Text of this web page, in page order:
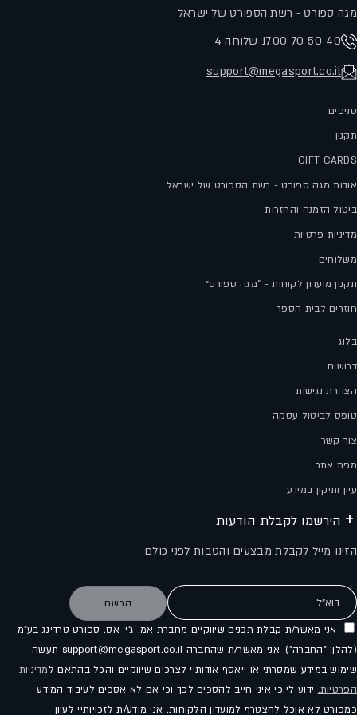
מגה ספורט - רשת הספורט של ישראל
1700-70-50-40 שלוחה 4
support@megasport.co.il
סניפים
תקנון
GIFT CARDS
אודות מגה ספורט - רשת הספורט של ישראל
ביטול הזמנה והחזרות
מדיניות פרטיות
משלוחים
תקנון מועדון לקוחות - "מגה ספורט״
חוזרים לבית הספר
בלוג
דרושים
הצהרת נגישות
טופס לביטול עסקה
צור קשר
מפת אתר
עיון ותיקון במידע
הירשמו לקבלת הודעות
הזינו מייל לקבלת מבצעים והטבות לפני כולם
דוא"ל הרשם
אני מאשר/ת קבלת תכנים שיווקיים מחברת אמ. ג'י. אס. ספורט טרדינג בע"מ
(להלן: "החברה"). אני מאשר/ת שהחברה support@megasport.co.il תעשה
שימוש במידע שמסרתי או ייאסף אודותיי לצרכים שיווקיים והכל בהתאם למדיניות
הפרטיות. ידוע לי כי איני חייב להסכים לכך וכי אם לא אסכים לעיבוד המידע
כמפורט לא אוכל להצטרף למועדון הלקוחות. אני מודע/ת לזכויותיי לעיון